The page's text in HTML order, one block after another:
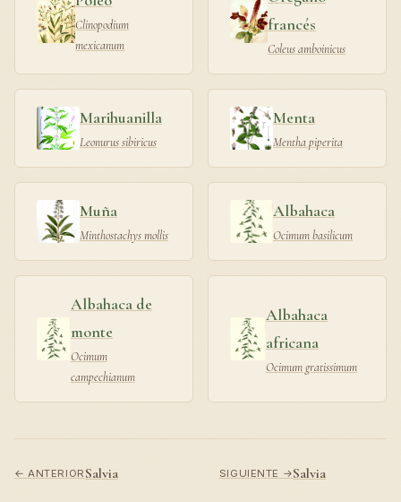
Clinopodium
mexicanum
francés
Coleus amboinicus
Marihuanilla
Leonurus sibiricus
Menta
Mentha piperita
Muña
Minthostachys mollis
Albahaca
Ocimum basilicum
Albahaca de
monte
Ocimum
campechianum
Albahaca
africana
Ocimum gratissimum
← ANTERIORSalvia SIGUIENTE →Salvia